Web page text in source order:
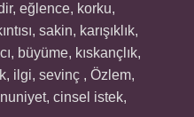
eğlence, korku,
sakin, karışıklık,
büyüme, kıskançlık,
ilgi, sevinç , Özlem,
cinsel istek,